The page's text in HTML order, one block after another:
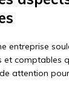
entreprise
et comptables
attention